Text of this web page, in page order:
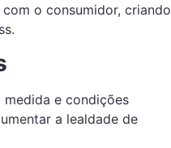
o consumidor, criando
e condições
a lealdade de